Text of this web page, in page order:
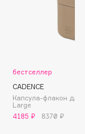
бестселлер
CADENCE
Капсула-флакон для
Large
4185 ₽
8370 ₽